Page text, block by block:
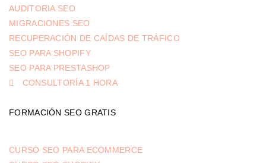
AUDITORIA SEO
MIGRACIONES SEO
RECUPERACIÓN DE CAÍDAS DE TRÁFICO
SEO PARA SHOPIFY
SEO PARA PRESTASHOP
CONSULTORÍA 1 HORA
FORMACIÓN SEO GRATIS
CURSO SEO PARA ECOMMERCE